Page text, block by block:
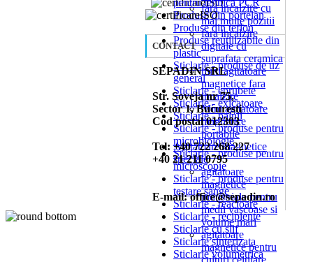
fara incalzire cu
mai multe pozitii
fara incalzire
digitale cu
suprafata ceramica
mini agitatoare
magnetice fara
incalzire
Mini agitatoare
magnetice
portabile
Agitatoare magnetice
speciale
agitatoare
magnetice
industriale pentru
medii vascoase si
volume mari
agitatoare
magnetice pentru
culturi celulare
pentru tehnica PCR
Produse din portelan
Produse din teflon
Produse reutilizabile din
plastic
Sticlarie - produse de uz
general
Sticlarie - eprubete
Sticlarie - exicatoare
Sticlarie - palnii
Sticlarie - produse pentru
microbiologie
Sticlarie - produse pentru
microscopie
Sticlarie - produse pentru
testare sange
Sticlarie - reactoare
Sticlarie - recipiente
Sticlarie cu slif
Sticlarie sinterizata
Sticlarie volumetrica
CONTACT
SEPADIN SRL
Str. Soveja nr 75,
Sector 1, Bucuresti
Cod postal 012303
Tel: +40 722 268 227
+40 21 211 0795
E-mail: office@sepadin.ro